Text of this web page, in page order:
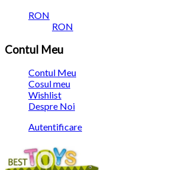
RON
RON
Contul Meu
Contul Meu
Cosul meu
Wishlist
Despre Noi
Autentificare